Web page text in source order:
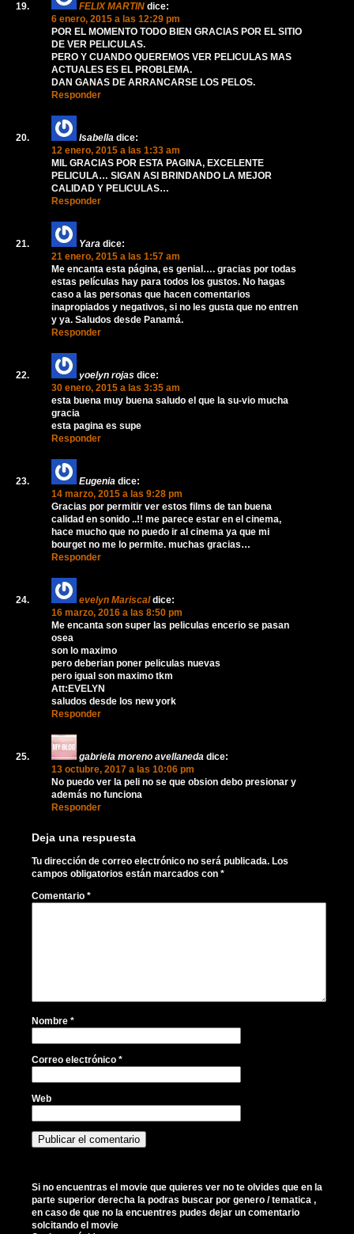
FELIX MARTIN dice:
6 enero, 2015 a las 12:29 pm
POR EL MOMENTO TODO BIEN GRACIAS POR EL SITIO
DE VER PELICULAS.
PERO Y CUANDO QUEREMOS VER PELICULAS MAS
ACTUALES ES EL PROBLEMA.
DAN GANAS DE ARRANCARSE LOS PELOS.
Responder
Isabella dice:
12 enero, 2015 a las 1:33 am
MIL GRACIAS POR ESTA PAGINA, EXCELENTE
PELICULA… SIGAN ASI BRINDANDO LA MEJOR
CALIDAD Y PELICULAS…
Responder
Yara dice:
21 enero, 2015 a las 1:57 am
Me encanta esta página, es genial…. gracias por todas
estas películas hay para todos los gustos. No hagas
caso a las personas que hacen comentarios
inapropiados y negativos, si no les gusta que no entren
y ya. Saludos desde Panamá.
Responder
yoelyn rojas dice:
30 enero, 2015 a las 3:35 am
esta buena muy buena saludo el que la su-vio mucha
gracia
esta pagina es supe
Responder
Eugenia dice:
14 marzo, 2015 a las 9:28 pm
Gracias por permitir ver estos films de tan buena
calidad en sonido ..!! me parece estar en el cinema,
hace mucho que no puedo ir al cinema ya que mi
bourget no me lo permite. muchas gracias…
Responder
evelyn Mariscal dice:
16 marzo, 2016 a las 8:50 pm
Me encanta son super las peliculas encerio se pasan
osea
son lo maximo
pero deberian poner peliculas nuevas
pero igual son maximo tkm
Att:EVELYN
saludos desde los new york
Responder
gabriela moreno avellaneda dice:
13 octubre, 2017 a las 10:06 pm
No puedo ver la peli no se que obsion debo presionar y
además no funciona
Responder
Deja una respuesta
Tu dirección de correo electrónico no será publicada. Los
campos obligatorios están marcados con *
Comentario *
Nombre *
Correo electrónico *
Web
Si no encuentras el movie que quieres ver no te olvides que en la
parte superior derecha la podras buscar por genero / tematica ,
en caso de que no la encuentres pudes dejar un comentario
solcitando el movie